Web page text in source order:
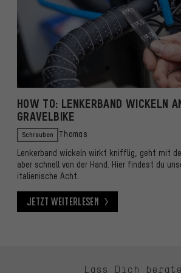
HOW TO: LENKERBAND WICKELN
GRAVELBIKE
Schrauben Thomas
Lenkerband wickeln wirkt knifflig, geht mit
aber schnell von der Hand. Hier findest du
italienische Acht.
Jetzt weiterlesen
Lass Dich